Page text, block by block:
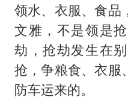
领水、衣服、食品
文雅，不是领是
劫，抢劫发生在
抢，争粮食、衣服
防车运来的。